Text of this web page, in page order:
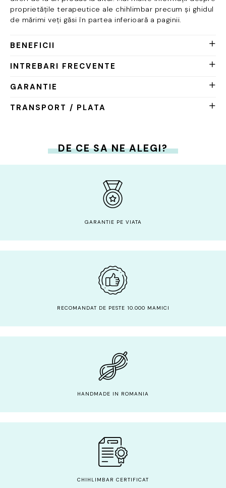
proprietățile terapeutice ale chihlimbar precum și ghidul
de mărimi veți găsi în partea inferioară a paginii.
BENEFICII
INTREBARI FRECVENTE
GARANTIE
TRANSPORT / PLATA
DE CE SA NE ALEGI?
GARANTIE PE VIATA
RECOMANDAT DE PESTE 10.000 MAMICI
HANDMADE IN ROMANIA
CHIHLIMBAR CERTIFICAT